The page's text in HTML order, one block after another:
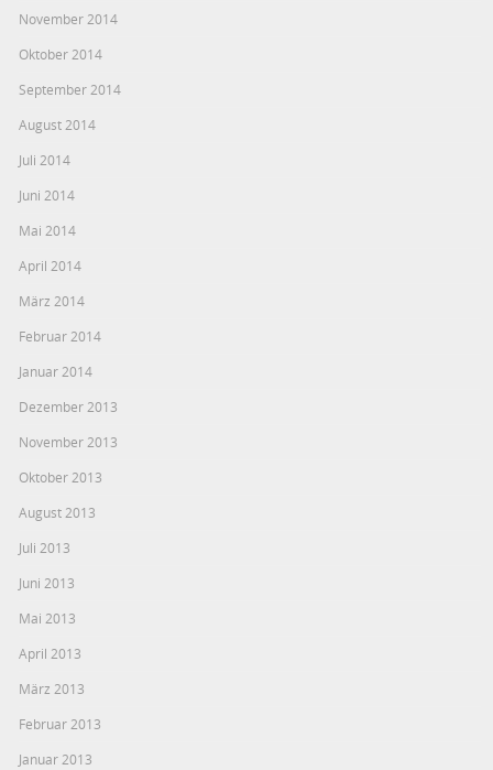
November 2014
Oktober 2014
September 2014
August 2014
Juli 2014
Juni 2014
Mai 2014
April 2014
März 2014
Februar 2014
Januar 2014
Dezember 2013
November 2013
Oktober 2013
August 2013
Juli 2013
Juni 2013
Mai 2013
April 2013
März 2013
Februar 2013
Januar 2013